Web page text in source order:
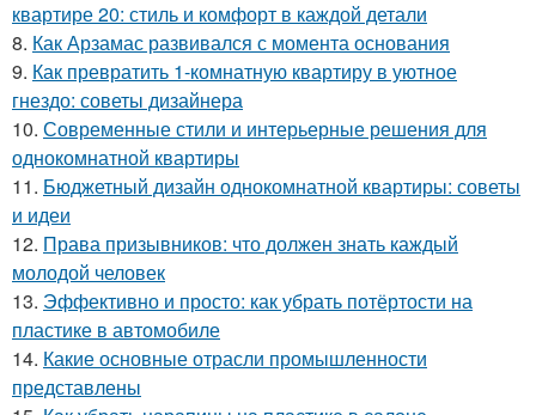
квартире 20: стиль и комфорт в каждой детали
8. Как Арзамас развивался с момента основания
9. Как превратить 1-комнатную квартиру в уютное
гнездо: советы дизайнера
10. Современные стили и интерьерные решения для
однокомнатной квартиры
11. Бюджетный дизайн однокомнатной квартиры: советы
и идеи
12. Права призывников: что должен знать каждый
молодой человек
13. Эффективно и просто: как убрать потёртости на
пластике в автомобиле
14. Какие основные отрасли промышленности
представлены